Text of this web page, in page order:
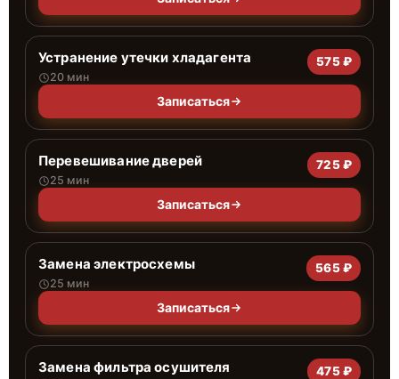
Устранение утечки хладагента
20 мин
575 ₽
Записаться
Перевешивание дверей
25 мин
725 ₽
Записаться
Замена электросхемы
25 мин
565 ₽
Записаться
Замена фильтра осушителя 475 ₽